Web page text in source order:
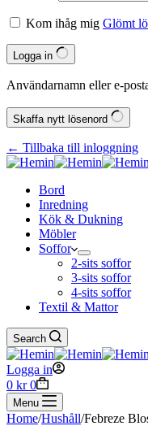
Kom ihåg mig Glömt
Logga in
Användarnamn eller
Skaffa nytt lösenord
← Tillbaka till inloggning
Bord
Inredning
Kök & Dukning
Möbler
Soffor
2-sits soffor
3-sits soffor
4-sits soffor
Textil & Mattor
Search
Logga in
Shopping
cart
0 kr 0
Menu
Home/Hushåll/Febreze